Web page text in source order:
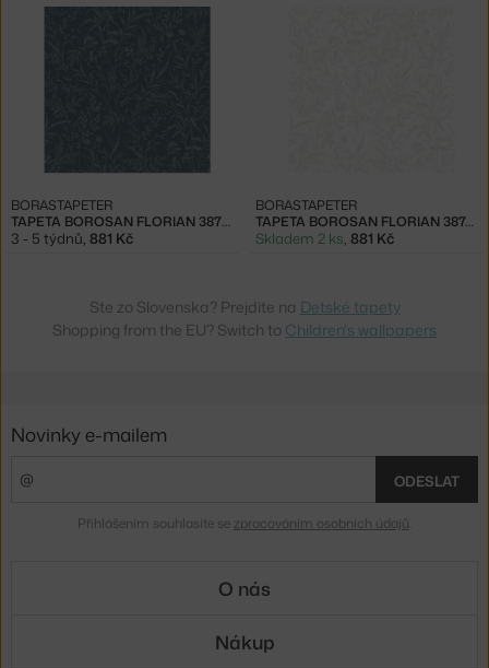
TAPETA BOROSAN FLORIAN 38739
BORASTAPETER
3 - 5 týdnů, 881 Kč
TAPETA BOROSAN FLORIAN 38746
BORASTAPETER
Skladem 2 ks, 881 Kč
Ste zo Slovenska? Prejdite na Detské tapety
Shopping from the EU? Switch to Children's wallpapers
Novinky e-mailem
ODESLAT
Přihlášením souhlasíte se zpracováním osobních údajů
O nás
Nákup